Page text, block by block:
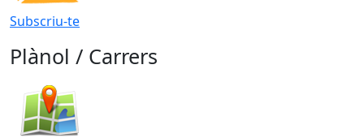
Subscriu-te
Plànol / Carrers